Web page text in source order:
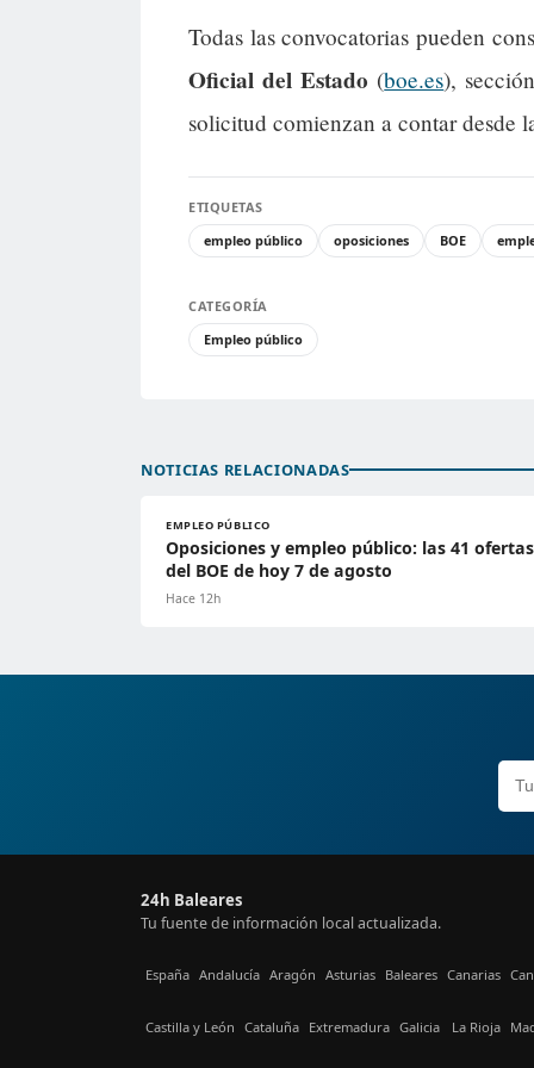
Todas las convocatorias pueden
Oficial del Estado (boe.es),
solicitud comienzan a contar desde
ETIQUETAS
empleo público
oposiciones BOE
CATEGORÍA
Empleo público
NOTICIAS RELACIONADAS
EMPLEO PÚBLICO
Oposiciones y empleo público: las 41 ofertas
del BOE de hoy 7 de agosto
Hace 12h
24h Baleares
Tu fuente de información local actualizada.
España Andalucía Aragón Asturias Baleares Canarias
Castilla y León Cataluña Extremadura Galicia La Rioja